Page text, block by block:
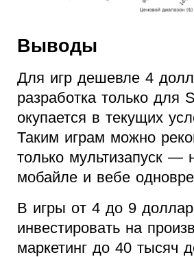
Выводы
Для игр дешевле 4
разработка только для
окупается в текущих
Таким играм можно
только мультизапуск —
мобайле и вебе
В игры от 4 до 9
инвестировать на
маркетинг до 40 тысяч